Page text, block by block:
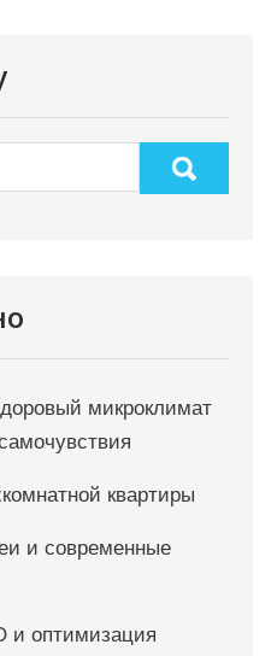
микроклимат
квартиры
и современные
и оптимизация